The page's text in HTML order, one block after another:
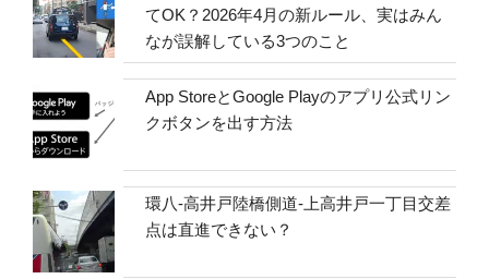
てOK？2026年4月の新ルール、実はみん
なが誤解している3つのこと
App StoreとGoogle Playのアプリ公式リン
クボタンを出す方法
環八-高井戸陸橋側道-上高井戸一丁目交差
点は直進できない？